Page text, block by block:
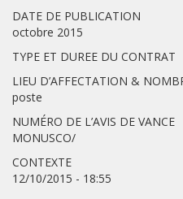
DATE DE
octobre 2015
TYPE ET DUREE
LIEU D’AFFECTATION &
poste
NUMÉRO DE
MONUSCO/
CONTEXTE
12/10/2015 - 18:55